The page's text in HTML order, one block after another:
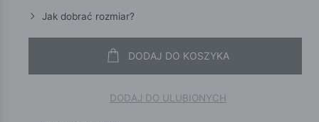
Jak dobrać rozmiar?
DODAJ DO KOSZYKA
DODAJ DO ULUBIONYCH